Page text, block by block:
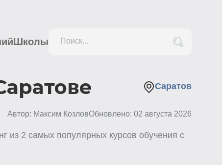
Школы Поиск...
Саратов
Автор: Максим КозловОбновлено: 02 августа 2026
из 2 самых популярных курсов обучения с